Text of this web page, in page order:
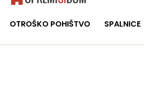
OTROŠKO POHIŠTVO SPALNICE